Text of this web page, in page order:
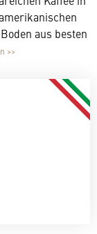
aus besten
>>